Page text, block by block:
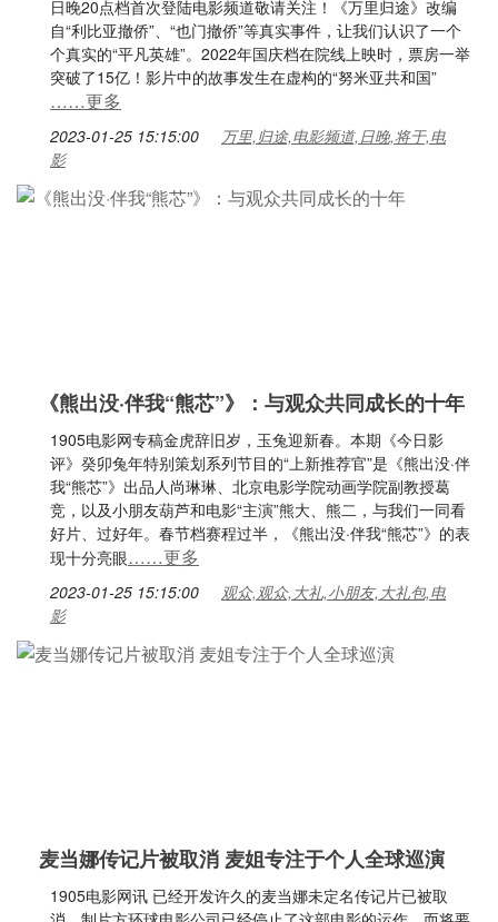
日晚20点档首次登陆电影频道敬请关注！《万里归途》改编
自“利比亚撤侨”、“也门撤侨”等真实事件，让我们认识了一个
个真实的“平凡英雄”。2022年国庆档在院线上映时，票房一举
突破了15亿！影片中的故事发生在虚构的“努米亚共和国”
……更多
2023-01-25 15:15:00
万里,归途,电影频道,日晚,将于,电
影
《熊出没·伴我“熊芯”》：与观众共同成长的十年
1905电影网专稿金虎辞旧岁，玉兔迎新春。本期《今日影
评》癸卯兔年特别策划系列节目的“上新推荐官”是《熊出没·伴
我“熊芯”》出品人尚琳琳、北京电影学院动画学院副教授葛
竞，以及小朋友葫芦和电影“主演”熊大、熊二，与我们一同看
好片、过好年。春节档赛程过半，《熊出没·伴我“熊芯”》的表
现十分亮眼……更多
2023-01-25 15:15:00
观众,观众,大礼,小朋友,大礼包,电
影
麦当娜传记片被取消 麦姐专注于个人全球巡演
1905电影网讯 已经开发许久的麦当娜未定名传记片已被取